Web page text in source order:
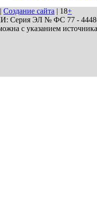
| Создание сайта | 18+
Серия ЭЛ № ФС 77 - 44486
с указанием